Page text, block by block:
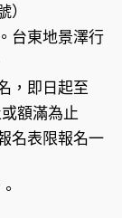
台東地景澤行
，即日起至
額滿為止
名表限報名一